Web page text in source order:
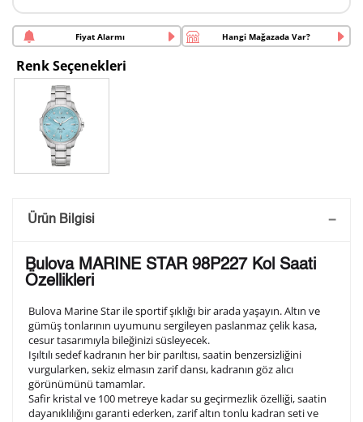
Fiyat Alarmı Hangi Mağazada Var?
Renk Seçenekleri
Saatini Kişiselleştir
arka kapağına gravür tekniği ile formda belirtmiş
olduğunuz şekilde işlenecektir.
1. Satır
10
2. Satır
10/ 10
Ürün Bilgisi
Bulova MARINE STAR 98P227 Kol Saati
Özellikleri
Bulova Marine Star ile sportif şıklığı bir arada yaşayın. Altın ve
gümüş tonlarının uyumunu sergileyen paslanmaz çelik kasa,
cesur tasarımıyla bileğinizi süsleyecek.
Işıltılı sedef kadranın her bir parıltısı, saatin benzersizliğini
vurgularken, sekiz elmasın zarif dansı, kadranın göz alıcı
görünümünü tamamlar.
Safir kristal ve 100 metreye kadar su geçirmezlik özelliği, saatin
dayanıklılığını garanti ederken, zarif altın tonlu kadran seti ve